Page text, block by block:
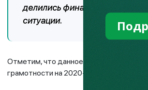
делились финансовыми
ситуации.
Отметим, что данное мероприятие
грамотности на 2020-2024 годы.